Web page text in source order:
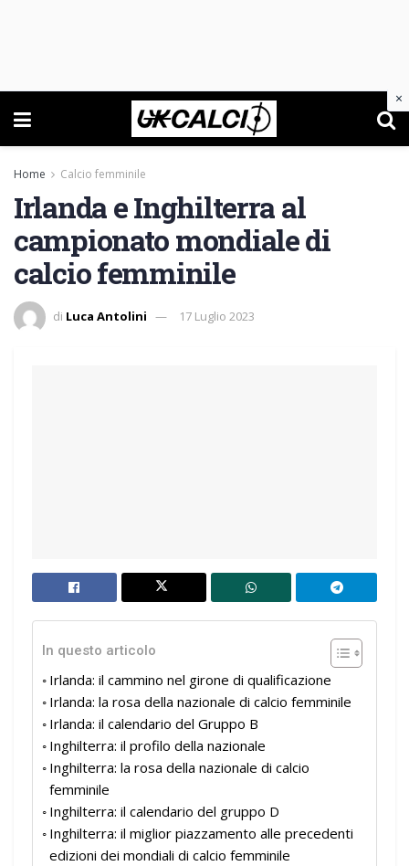
Home Calcio femminile
Irlanda e Inghilterra al
campionato mondiale di
calcio femminile
di Luca Antolini 17 Luglio 2023
In questo articolo
Irlanda: il cammino nel girone di qualificazione
Irlanda: la rosa della nazionale di calcio femminile
Irlanda: il calendario del Gruppo B
Inghilterra: il profilo della nazionale
Inghilterra: la rosa della nazionale di calcio
femminile
Inghilterra: il calendario del gruppo D
Inghilterra: il miglior piazzamento alle precedenti
edizioni dei mondiali di calcio femminile
×